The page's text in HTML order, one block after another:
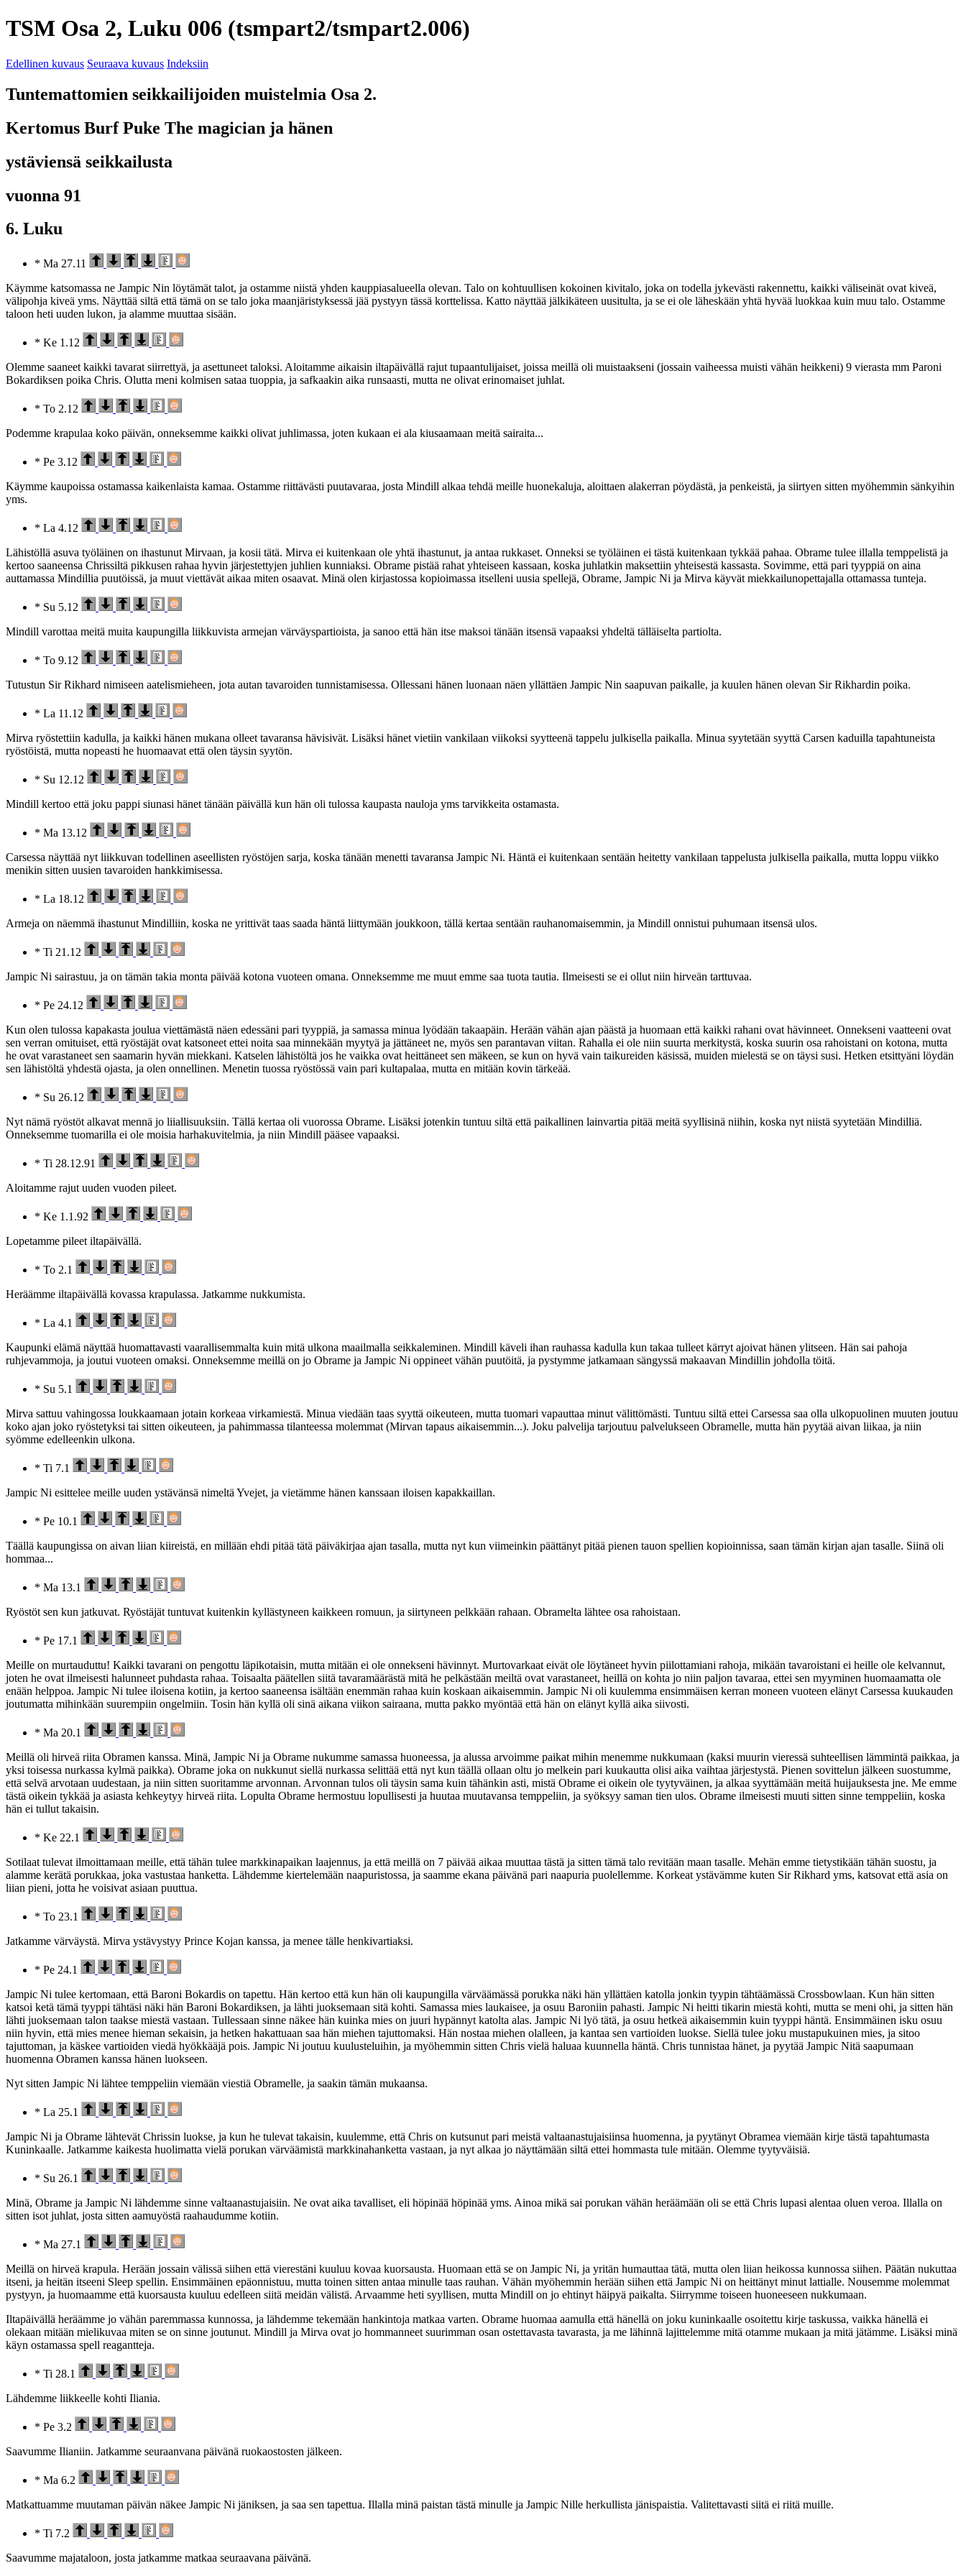
TSM Osa 2, Luku 006 (tsmpart2/tsmpart2.006)
Edellinen kuvaus Seuraava kuvaus Indeksiin
Tuntemattomien seikkailijoiden muistelmia Osa 2.
Kertomus Burf Puke The magician ja hänen
ystäviensä seikkailusta
vuonna 91
6. Luku
* Ma 27.11
Käymme katsomassa ne Jampic Nin löytämät talot, ja ostamme niistä yhden kauppiasalueella olevan. Talo on kohtuullisen kokoinen kivitalo, joka on todella jykevästi rakennettu, kaikki väliseinät ovat kiveä,
välipohja kiveä yms. Näyttää siltä että tämä on se talo joka maanjäristyksessä jää pystyyn tässä korttelissa. Katto näyttää jälkikäteen uusitulta, ja se ei ole läheskään yhtä hyvää luokkaa kuin muu talo. Ostamme
taloon heti uuden lukon, ja alamme muuttaa sisään.
* Ke 1.12
Olemme saaneet kaikki tavarat siirrettyä, ja asettuneet taloksi. Aloitamme aikaisin iltapäivällä rajut tupaantulijaiset, joissa meillä oli muistaakseni (jossain vaiheessa muisti vähän heikkeni) 9 vierasta mm Paroni
Bokardiksen poika Chris. Olutta meni kolmisen sataa tuoppia, ja safkaakin aika runsaasti, mutta ne olivat erinomaiset juhlat.
* To 2.12
Podemme krapulaa koko päivän, onneksemme kaikki olivat juhlimassa, joten kukaan ei ala kiusaamaan meitä sairaita...
* Pe 3.12
Käymme kaupoissa ostamassa kaikenlaista kamaa. Ostamme riittävästi puutavaraa, josta Mindill alkaa tehdä meille huonekaluja, aloittaen alakerran pöydästä, ja penkeistä, ja siirtyen sitten myöhemmin sänkyihin
yms.
* La 4.12
Lähistöllä asuva työläinen on ihastunut Mirvaan, ja kosii tätä. Mirva ei kuitenkaan ole yhtä ihastunut, ja antaa rukkaset. Onneksi se työläinen ei tästä kuitenkaan tykkää pahaa. Obrame tulee illalla temppelistä ja
kertoo saaneensa Chrissiltä pikkusen rahaa hyvin järjestettyjen juhlien kunniaksi. Obrame pistää rahat yhteiseen kassaan, koska juhlatkin maksettiin yhteisestä kassasta. Sovimme, että pari tyyppiä on aina
auttamassa Mindillia puutöissä, ja muut viettävät aikaa miten osaavat. Minä olen kirjastossa kopioimassa itselleni uusia spellejä, Obrame, Jampic Ni ja Mirva käyvät miekkailunopettajalla ottamassa tunteja.
* Su 5.12
Mindill varottaa meitä muita kaupungilla liikkuvista armejan värväyspartioista, ja sanoo että hän itse maksoi tänään itsensä vapaaksi yhdeltä tälläiselta partiolta.
* To 9.12
Tutustun Sir Rikhard nimiseen aatelismieheen, jota autan tavaroiden tunnistamisessa. Ollessani hänen luonaan näen yllättäen Jampic Nin saapuvan paikalle, ja kuulen hänen olevan Sir Rikhardin poika.
* La 11.12
Mirva ryöstettiin kadulla, ja kaikki hänen mukana olleet tavaransa hävisivät. Lisäksi hänet vietiin vankilaan viikoksi syytteenä tappelu julkisella paikalla. Minua syytetään syyttä Carsen kaduilla tapahtuneista
ryöstöistä, mutta nopeasti he huomaavat että olen täysin syytön.
* Su 12.12
Mindill kertoo että joku pappi siunasi hänet tänään päivällä kun hän oli tulossa kaupasta nauloja yms tarvikkeita ostamasta.
* Ma 13.12
Carsessa näyttää nyt liikkuvan todellinen aseellisten ryöstöjen sarja, koska tänään menetti tavaransa Jampic Ni. Häntä ei kuitenkaan sentään heitetty vankilaan tappelusta julkisella paikalla, mutta loppu viikko
menikin sitten uusien tavaroiden hankkimisessa.
* La 18.12
Armeja on näemmä ihastunut Mindilliin, koska ne yrittivät taas saada häntä liittymään joukkoon, tällä kertaa sentään rauhanomaisemmin, ja Mindill onnistui puhumaan itsensä ulos.
* Ti 21.12
Jampic Ni sairastuu, ja on tämän takia monta päivää kotona vuoteen omana. Onneksemme me muut emme saa tuota tautia. Ilmeisesti se ei ollut niin hirveän tarttuvaa.
* Pe 24.12
Kun olen tulossa kapakasta joulua viettämästä näen edessäni pari tyyppiä, ja samassa minua lyödään takaapäin. Herään vähän ajan päästä ja huomaan että kaikki rahani ovat hävinneet. Onnekseni vaatteeni ovat
sen verran omituiset, että ryöstäjät ovat katsoneet ettei noita saa minnekään myytyä ja jättäneet ne, myös sen parantavan viitan. Rahalla ei ole niin suurta merkitystä, koska suurin osa rahoistani on kotona, mutta
he ovat varastaneet sen saamarin hyvän miekkani. Katselen lähistöltä jos he vaikka ovat heittäneet sen mäkeen, se kun on hyvä vain taikureiden käsissä, muiden mielestä se on täysi susi. Hetken etsittyäni löydän
sen lähistöltä yhdestä ojasta, ja olen onnellinen. Menetin tuossa ryöstössä vain pari kultapalaa, mutta en mitään kovin tärkeää.
* Su 26.12
Nyt nämä ryöstöt alkavat mennä jo liiallisuuksiin. Tällä kertaa oli vuorossa Obrame. Lisäksi jotenkin tuntuu siltä että paikallinen lainvartia pitää meitä syyllisinä niihin, koska nyt niistä syytetään Mindilliä.
Onneksemme tuomarilla ei ole moisia harhakuvitelmia, ja niin Mindill pääsee vapaaksi.
* Ti 28.12.91
Aloitamme rajut uuden vuoden pileet.
* Ke 1.1.92
Lopetamme pileet iltapäivällä.
* To 2.1
Heräämme iltapäivällä kovassa krapulassa. Jatkamme nukkumista.
* La 4.1
Kaupunki elämä näyttää huomattavasti vaarallisemmalta kuin mitä ulkona maailmalla seikkaleminen. Mindill käveli ihan rauhassa kadulla kun takaa tulleet kärryt ajoivat hänen ylitseen. Hän sai pahoja
ruhjevammoja, ja joutui vuoteen omaksi. Onneksemme meillä on jo Obrame ja Jampic Ni oppineet vähän puutöitä, ja pystymme jatkamaan sängyssä makaavan Mindillin johdolla töitä.
* Su 5.1
Mirva sattuu vahingossa loukkaamaan jotain korkeaa virkamiestä. Minua viedään taas syyttä oikeuteen, mutta tuomari vapauttaa minut välittömästi. Tuntuu siltä ettei Carsessa saa olla ulkopuolinen muuten joutuu
koko ajan joko ryöstetyksi tai sitten oikeuteen, ja pahimmassa tilanteessa molemmat (Mirvan tapaus aikaisemmin...). Joku palvelija tarjoutuu palvelukseen Obramelle, mutta hän pyytää aivan liikaa, ja niin
syömme edelleenkin ulkona.
* Ti 7.1
Jampic Ni esittelee meille uuden ystävänsä nimeltä Yvejet, ja vietämme hänen kanssaan iloisen kapakkaillan.
* Pe 10.1
Täällä kaupungissa on aivan liian kiireistä, en millään ehdi pitää tätä päiväkirjaa ajan tasalla, mutta nyt kun viimeinkin päättänyt pitää pienen tauon spellien kopioinnissa, saan tämän kirjan ajan tasalle. Siinä oli
hommaa...
* Ma 13.1
Ryöstöt sen kun jatkuvat. Ryöstäjät tuntuvat kuitenkin kyllästyneen kaikkeen romuun, ja siirtyneen pelkkään rahaan. Obramelta lähtee osa rahoistaan.
* Pe 17.1
Meille on murtauduttu! Kaikki tavarani on pengottu läpikotaisin, mutta mitään ei ole onnekseni hävinnyt. Murtovarkaat eivät ole löytäneet hyvin piilottamiani rahoja, mikään tavaroistani ei heille ole kelvannut,
joten he ovat ilmeisesti halunneet puhdasta rahaa. Toisaalta päätellen siitä tavaramäärästä mitä he pelkästään meiltä ovat varastaneet, heillä on kohta jo niin paljon tavaraa, ettei sen myyminen huomaamatta ole
enään helppoa. Jampic Ni tulee iloisena kotiin, ja kertoo saaneensa isältään enemmän rahaa kuin koskaan aikaisemmin. Jampic Ni oli kuulemma ensimmäisen kerran moneen vuoteen elänyt Carsessa kuukauden
joutumatta mihinkään suurempiin ongelmiin. Tosin hän kyllä oli sinä aikana viikon sairaana, mutta pakko myöntää että hän on elänyt kyllä aika siivosti.
* Ma 20.1
Meillä oli hirveä riita Obramen kanssa. Minä, Jampic Ni ja Obrame nukumme samassa huoneessa, ja alussa arvoimme paikat mihin menemme nukkumaan (kaksi muurin vieressä suhteellisen lämmintä paikkaa, ja
yksi toisessa nurkassa kylmä paikka). Obrame joka on nukkunut siellä nurkassa selittää että nyt kun täällä ollaan oltu jo melkein pari kuukautta olisi aika vaihtaa järjestystä. Pienen sovittelun jälkeen suostumme,
että selvä arvotaan uudestaan, ja niin sitten suoritamme arvonnan. Arvonnan tulos oli täysin sama kuin tähänkin asti, mistä Obrame ei oikein ole tyytyväinen, ja alkaa syyttämään meitä huijauksesta jne. Me emme
tästä oikein tykkää ja asiasta kehkeytyy hirveä riita. Lopulta Obrame hermostuu lopullisesti ja huutaa muutavansa temppeliin, ja syöksyy saman tien ulos. Obrame ilmeisesti muuti sitten sinne temppeliin, koska
hän ei tullut takaisin.
* Ke 22.1
Sotilaat tulevat ilmoittamaan meille, että tähän tulee markkinapaikan laajennus, ja että meillä on 7 päivää aikaa muuttaa tästä ja sitten tämä talo revitään maan tasalle. Mehän emme tietystikään tähän suostu, ja
alamme kerätä porukkaa, joka vastustaa hanketta. Lähdemme kiertelemään naapuristossa, ja saamme ekana päivänä pari naapuria puolellemme. Korkeat ystävämme kuten Sir Rikhard yms, katsovat että asia on
liian pieni, jotta he voisivat asiaan puuttua.
* To 23.1
Jatkamme värväystä. Mirva ystävystyy Prince Kojan kanssa, ja menee tälle henkivartiaksi.
* Pe 24.1
Jampic Ni tulee kertomaan, että Baroni Bokardis on tapettu. Hän kertoo että kun hän oli kaupungilla värväämässä porukka näki hän yllättäen katolla jonkin tyypin tähtäämässä Crossbowlaan. Kun hän sitten
katsoi ketä tämä tyyppi tähtäsi näki hän Baroni Bokardiksen, ja lähti juoksemaan sitä kohti. Samassa mies laukaisee, ja osuu Baroniin pahasti. Jampic Ni heitti tikarin miestä kohti, mutta se meni ohi, ja sitten hän
lähti juoksemaan talon taakse miestä vastaan. Tullessaan sinne näkee hän kuinka mies on juuri hypännyt katolta alas. Jampic Ni lyö tätä, ja osuu hetkeä aikaisemmin kuin tyyppi häntä. Ensimmäinen isku osuu
niin hyvin, että mies menee hieman sekaisin, ja hetken hakattuaan saa hän miehen tajuttomaksi. Hän nostaa miehen olalleen, ja kantaa sen vartioiden luokse. Siellä tulee joku mustapukuinen mies, ja sitoo
tajuttoman, ja käskee vartioiden viedä hyökkääjä pois. Jampic Ni joutuu kuulusteluihin, ja myöhemmin sitten Chris vielä haluaa kuunnella häntä. Chris tunnistaa hänet, ja pyytää Jampic Nitä saapumaan
huomenna Obramen kanssa hänen luokseen.
Nyt sitten Jampic Ni lähtee temppeliin viemään viestiä Obramelle, ja saakin tämän mukaansa.
* La 25.1
Jampic Ni ja Obrame lähtevät Chrissin luokse, ja kun he tulevat takaisin, kuulemme, että Chris on kutsunut pari meistä valtaanastujaisiinsa huomenna, ja pyytänyt Obramea viemään kirje tästä tapahtumasta
Kuninkaalle. Jatkamme kaikesta huolimatta vielä porukan värväämistä markkinahanketta vastaan, ja nyt alkaa jo näyttämään siltä ettei hommasta tule mitään. Olemme tyytyväisiä.
* Su 26.1
Minä, Obrame ja Jampic Ni lähdemme sinne valtaanastujaisiin. Ne ovat aika tavalliset, eli höpinää höpinää yms. Ainoa mikä sai porukan vähän heräämään oli se että Chris lupasi alentaa oluen veroa. Illalla on
sitten isot juhlat, josta sitten aamuyöstä raahaudumme kotiin.
* Ma 27.1
Meillä on hirveä krapula. Herään jossain välissä siihen että vierestäni kuuluu kovaa kuorsausta. Huomaan että se on Jampic Ni, ja yritän humauttaa tätä, mutta olen liian heikossa kunnossa siihen. Päätän nukuttaa
itseni, ja heitän itseeni Sleep spellin. Ensimmäinen epäonnistuu, mutta toinen sitten antaa minulle taas rauhan. Vähän myöhemmin herään siihen että Jampic Ni on heittänyt minut lattialle. Nousemme molemmat
pystyyn, ja huomaamme että kuorsausta kuuluu edelleen siitä meidän välistä. Arvaamme heti syyllisen, mutta Mindill on jo ehtinyt häipyä paikalta. Siirrymme toiseen huoneeseen nukkumaan.
Iltapäivällä heräämme jo vähän paremmassa kunnossa, ja lähdemme tekemään hankintoja matkaa varten. Obrame huomaa aamulla että hänellä on joku kuninkaalle osoitettu kirje taskussa, vaikka hänellä ei
olekaan mitään mielikuvaa miten se on sinne joutunut. Mindill ja Mirva ovat jo hommanneet suurimman osan ostettavasta tavarasta, ja me lähinnä lajittelemme mitä otamme mukaan ja mitä jätämme. Lisäksi minä
käyn ostamassa spell reagantteja.
* Ti 28.1
Lähdemme liikkeelle kohti Iliania.
* Pe 3.2
Saavumme Ilianiin. Jatkamme seuraanvana päivänä ruokaostosten jälkeen.
* Ma 6.2
Matkattuamme muutaman päivän näkee Jampic Ni jäniksen, ja saa sen tapettua. Illalla minä paistan tästä minulle ja Jampic Nille herkullista jänispaistia. Valitettavasti siitä ei riitä muille.
* Ti 7.2
Saavumme majataloon, josta jatkamme matkaa seuraavana päivänä.